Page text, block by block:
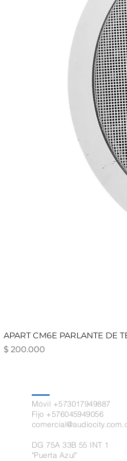
APART CM6E PARLANTE DE
Precio
$ 200.000
Móvil +573017949887
Fijo +576045949056
DG 75A 33B 55 INT 1
"Puerta Azul"